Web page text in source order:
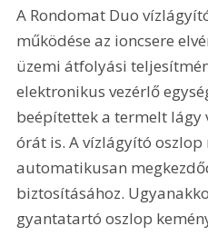
A Rondomat Duo
működése az ioncsere
üzemi átfolyási
elektronikus vezérlő
beépítettek a termelt lágy
órát is. A vízlágyító oszlop
automatikusan
biztosításához.
gyantatartó oszlop